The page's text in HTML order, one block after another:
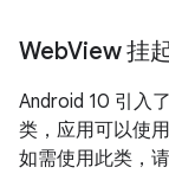
WebView 挂
Android 10 引入了
类，应用可以使
如需使用此类，